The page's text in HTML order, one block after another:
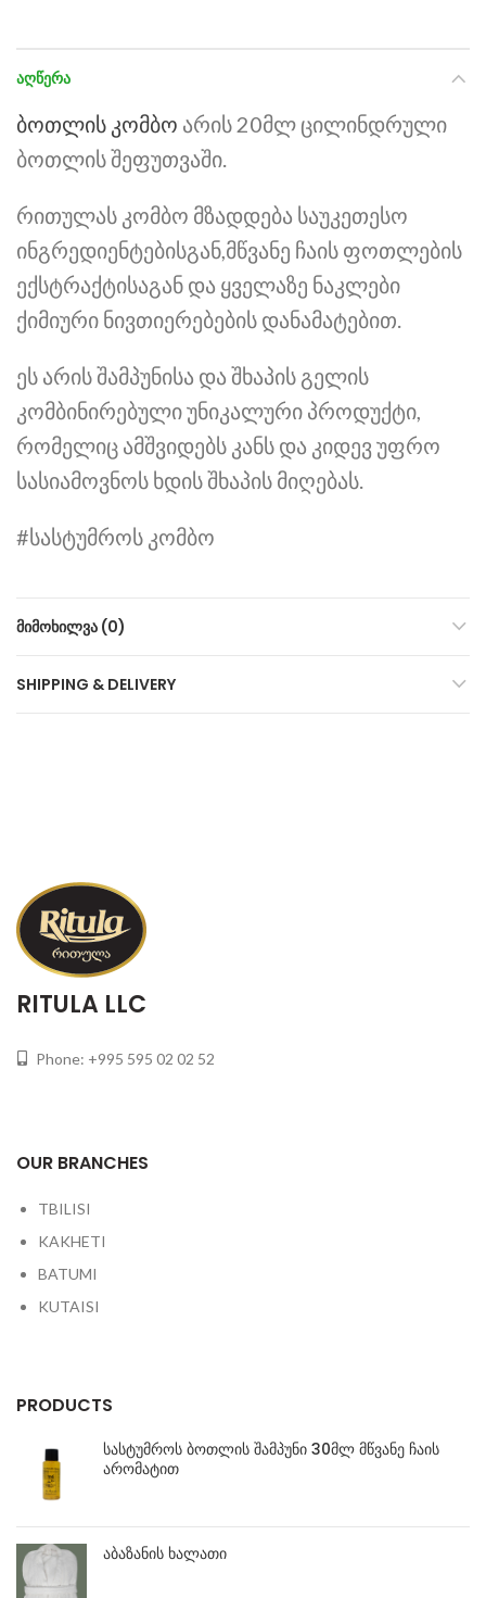
ᲐᲦᲬᲔᲠᲐ
ბოთლის კომბო არის 20მლ ცილინდრული
ბოთლის შეფუთვაში.
რითულას კომბო მზადდება საუკეთესო
ინგრედიენტებისგან,მწვანე ჩაის ფოთლების
ექსტრაქტისაგან და ყველაზე ნაკლები
ქიმიური ნივთიერებების დანამატებით.
ეს არის შამპუნისა და შხაპის გელის
კომბინირებული უნიკალური პროდუქტი,
რომელიც ამშვიდებს კანს და კიდევ უფრო
სასიამოვნოს ხდის შხაპის მიღებას.
#სასტუმროს კომბო
ᲛᲘᲛᲝᲮᲘᲚᲕᲐ (0)
SHIPPING & DELIVERY
RITULA LLC
Phone: +995 595 02 02 52
OUR BRANCHES
TBILISI
KAKHETI
BATUMI
KUTAISI
PRODUCTS
სასტუმროს ბოთლის შამპუნი 30მლ მწვანე ჩაის
არომატით
აბაზანის ხალათი